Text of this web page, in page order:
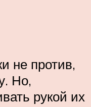
не против,
Но,
рукой их